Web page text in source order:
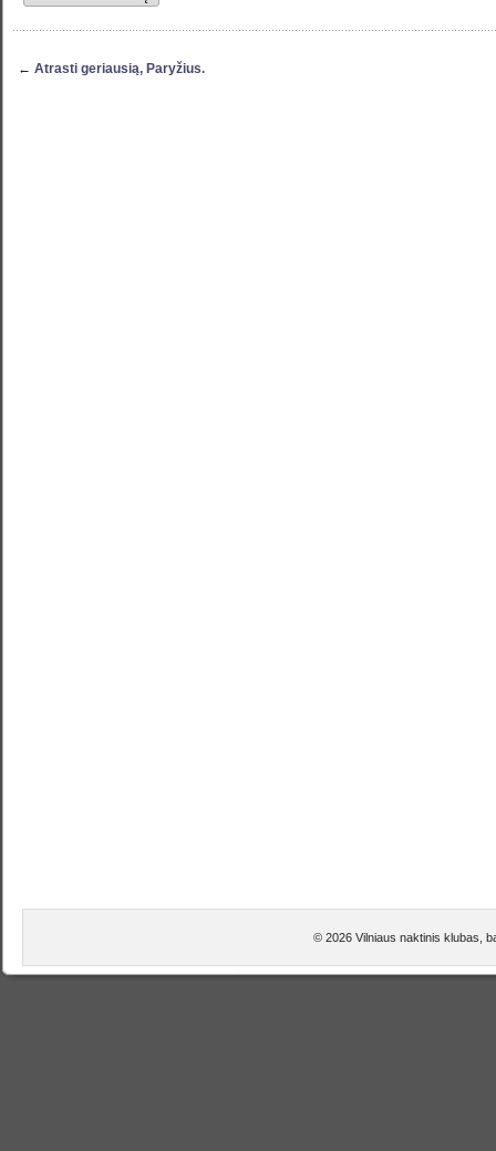
← Atrasti geriausią, Paryžius.
© 2026 Vilniaus naktinis klubas,